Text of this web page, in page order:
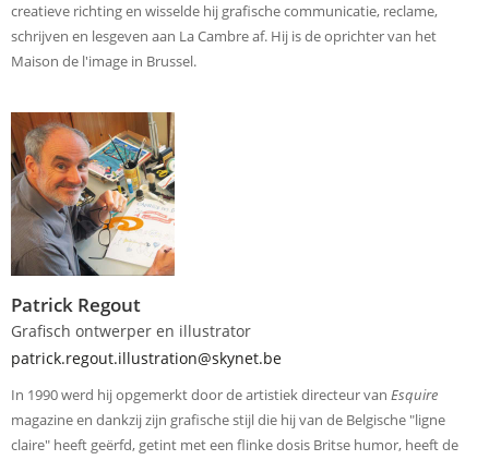
creatieve richting en wisselde hij grafische communicatie, reclame,
schrijven en lesgeven aan La Cambre af. Hij is de oprichter van het
Maison de l'image in Brussel.
Patrick Regout
Grafisch ontwerper en illustrator
patrick.regout.illustration@skynet.be
In 1990 werd hij opgemerkt door de artistiek directeur van Esquire
magazine en dankzij zijn grafische stijl die hij van de Belgische "ligne
claire" heeft geërfd, getint met een flinke dosis Britse humor, heeft de